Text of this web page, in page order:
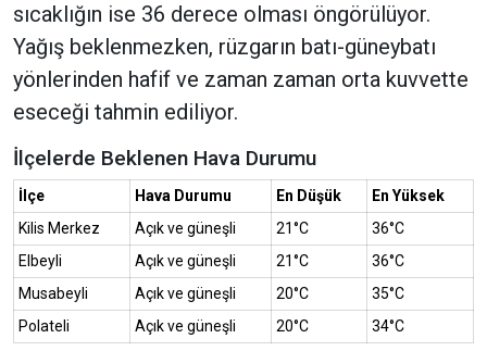
sıcaklığın ise 36 derece olması öngörülüyor.
Yağış beklenmezken, rüzgarın batı-güneybatı
yönlerinden hafif ve zaman zaman orta kuvvette
eseceği tahmin ediliyor.
İlçelerde Beklenen Hava Durumu
İlçe Hava Durumu En Düşük
En Yüksek
Kilis Merkez
Açık ve güneşli 21°C
36°C
Elbeyli
Açık ve güneşli 21°C
36°C
Musabeyli
Açık ve güneşli 20°C
35°C
Polateli
Açık ve güneşli 20°C 34°C